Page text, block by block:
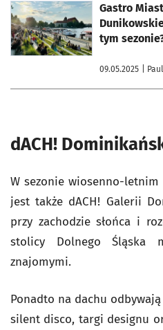
Gastro
tym
09.05.2025 |
otworzy się w nowej karcie
dACH!
W sezonie wiosenno-
jest także dACH! Galerii
przy zachodzie słońca i
stolicy Dolnego Śląska
znajomymi.
Ponadto na dachu
silent disco, targi designu